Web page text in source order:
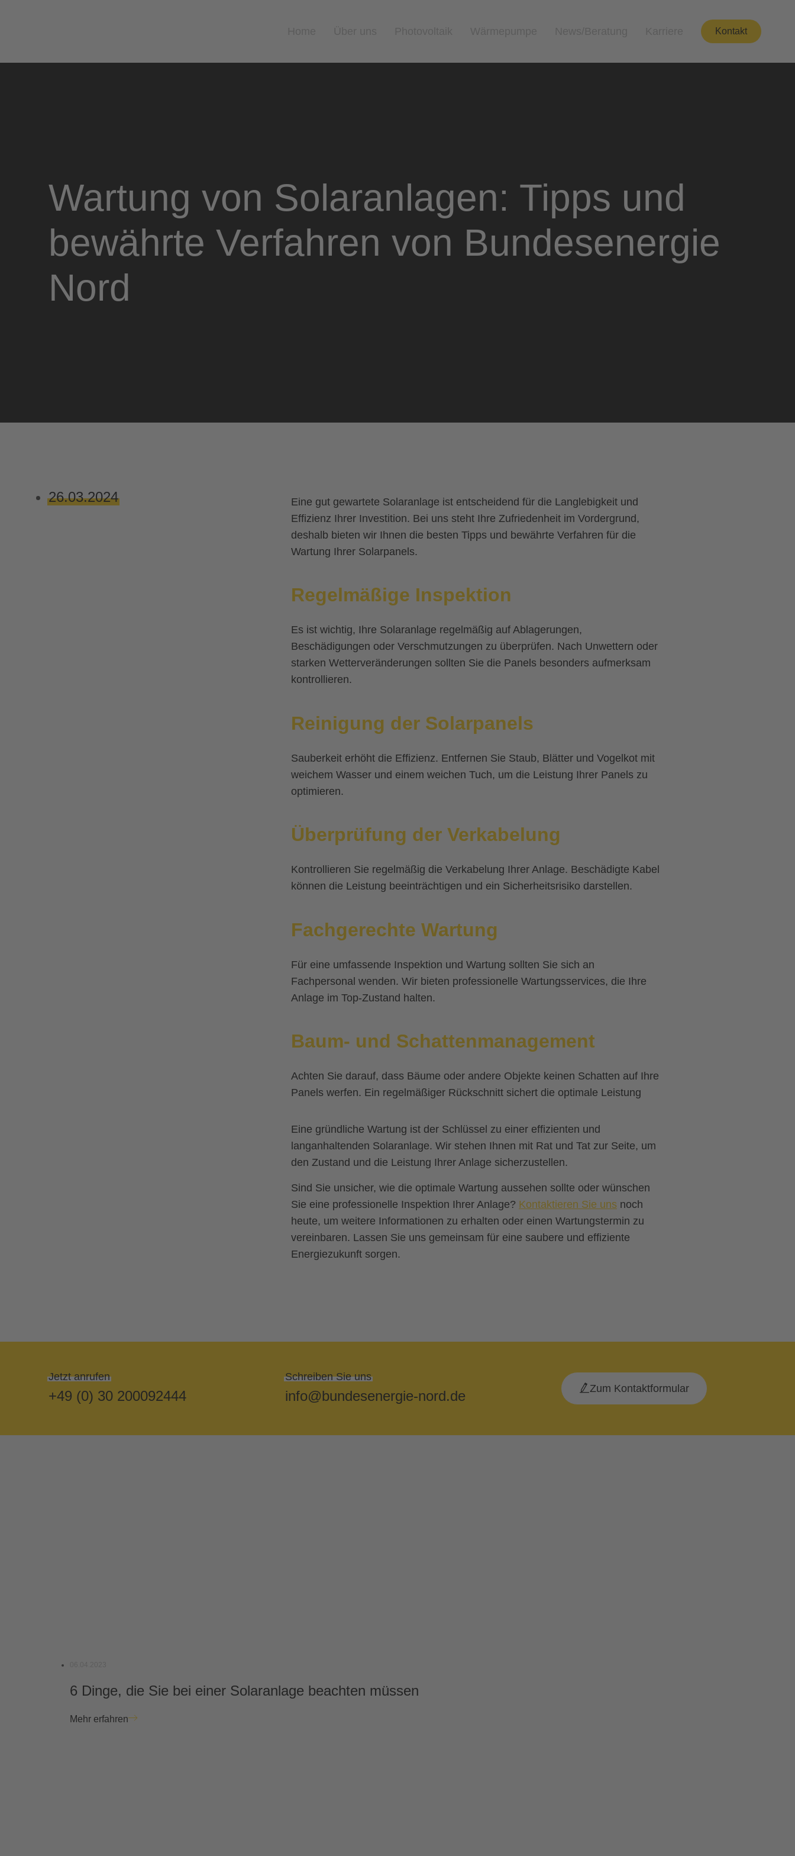
Kontakt
Wartung von Solaranlagen: Tipps und
bewährte Verfahren von Bundesenergie
Nord
26.03.2024
Eine gut gewartete Solaranlage ist entscheidend für die Langlebigkeit und
Effizienz Ihrer Investition. Bei uns steht Ihre Zufriedenheit im Vordergrund,
deshalb bieten wir Ihnen die besten Tipps und bewährte Verfahren für die
Wartung Ihrer Solarpanels.
Regelmäßige Inspektion
Es ist wichtig, Ihre Solaranlage regelmäßig auf Ablagerungen,
Beschädigungen oder Verschmutzungen zu überprüfen. Nach Unwettern oder
starken Wetterveränderungen sollten Sie die Panels besonders aufmerksam
kontrollieren.
Reinigung der Solarpanels
Sauberkeit erhöht die Effizienz. Entfernen Sie Staub, Blätter und Vogelkot mit
weichem Wasser und einem weichen Tuch, um die Leistung Ihrer Panels zu
optimieren.
Überprüfung der Verkabelung
Kontrollieren Sie regelmäßig die Verkabelung Ihrer Anlage. Beschädigte Kabel
können die Leistung beeinträchtigen und ein Sicherheitsrisiko darstellen.
Fachgerechte Wartung
Für eine umfassende Inspektion und Wartung sollten Sie sich an
Fachpersonal wenden. Wir bieten professionelle Wartungsservices, die Ihre
Anlage im Top-Zustand halten.
Baum- und Schattenmanagement
Achten Sie darauf, dass Bäume oder andere Objekte keinen Schatten auf Ihre
Panels werfen. Ein regelmäßiger Rückschnitt sichert die optimale Leistung
Eine gründliche Wartung ist der Schlüssel zu einer effizienten und
langanhaltenden Solaranlage. Wir stehen Ihnen mit Rat und Tat zur Seite, um
den Zustand und die Leistung Ihrer Anlage sicherzustellen.
Sind Sie unsicher, wie die optimale Wartung aussehen sollte oder wünschen
Sie eine professionelle Inspektion Ihrer Anlage? Kontaktieren Sie uns noch
heute, um weitere Informationen zu erhalten oder einen Wartungstermin zu
vereinbaren. Lassen Sie uns gemeinsam für eine saubere und effiziente
Energiezukunft sorgen.
Jetzt anrufen
+49 (0) 30 200092444
Schreiben Sie uns
info@bundesenergie-nord.de Zum Kontaktformular
6 Dinge, die Sie bei einer Solaranlage beachten müssen
Mehr erfahren